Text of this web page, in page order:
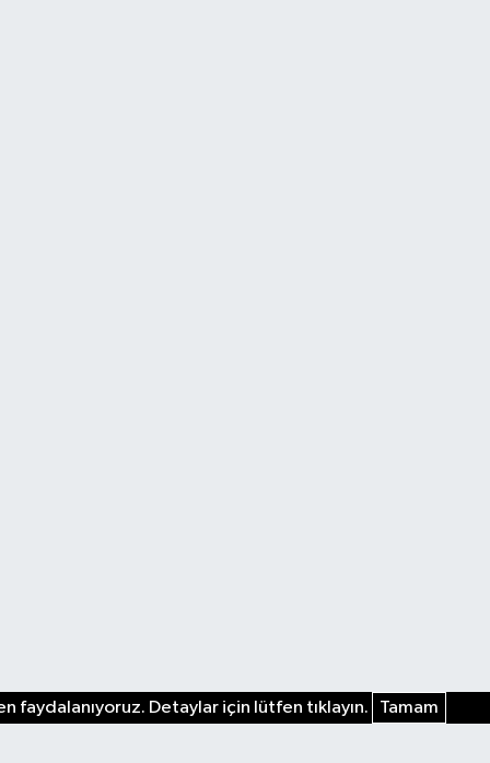
faydalanıyoruz. Detaylar için lütfen tıklayın. Tamam